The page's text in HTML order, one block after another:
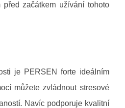
před začátkem užívání tohoto
je PERSEN forte ideálním
můžete zvládnout stresové
Navíc podporuje kvalitní